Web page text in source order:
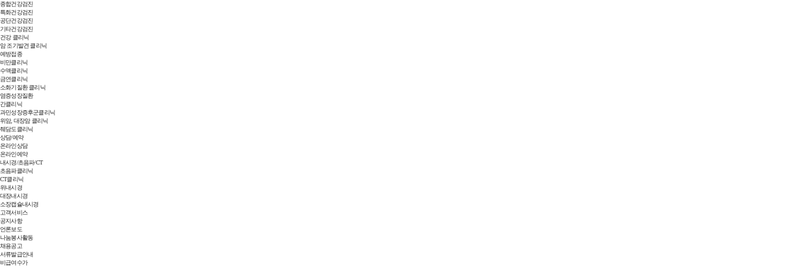
종합건강검진
특화건강검진
공단건강검진
기타건강검진
건강 클리닉
암 조기발견 클리닉
예방접종
비만클리닉
수액클리닉
금연클리닉
소화기질환 클리닉
염증성장질환
간클리닉
과민성장증후군클리닉
위암, 대장암 클리닉
췌담도클리닉
상담/예약
온라인상담
온라인예약
내시경/초음파/CT
초음파클리닉
CT클리닉
위내시경
대장내시경
소장캡슐내시경
고객서비스
공지사항
언론보도
나눔봉사활동
채용공고
서류발급안내
비급여수가